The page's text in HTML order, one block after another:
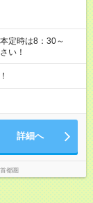
定時は8：30～
い！
詳細へ
都圏